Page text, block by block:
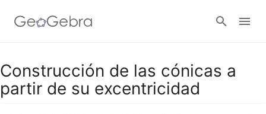
Google Classroom
Construcción de las cónicas a
partir de su excentricidad